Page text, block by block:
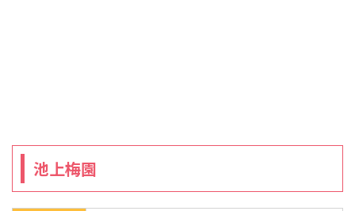
池上梅園